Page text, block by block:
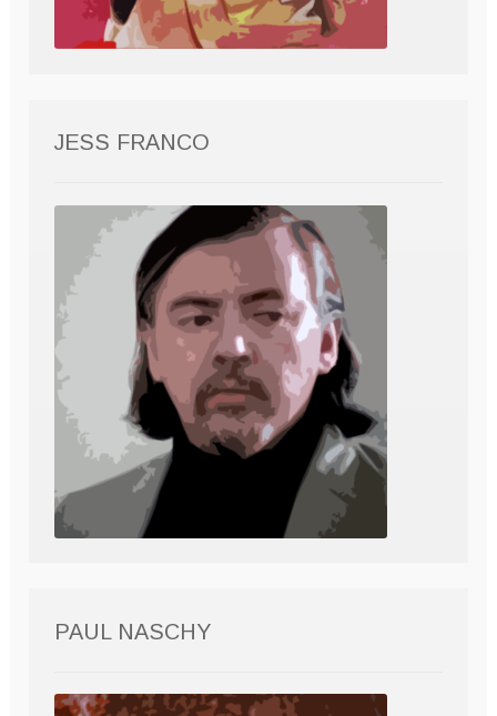
JESS FRANCO
PAUL NASCHY